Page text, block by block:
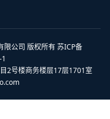
公司 版权所有 苏ICP备
2号楼商务楼层17层1701室